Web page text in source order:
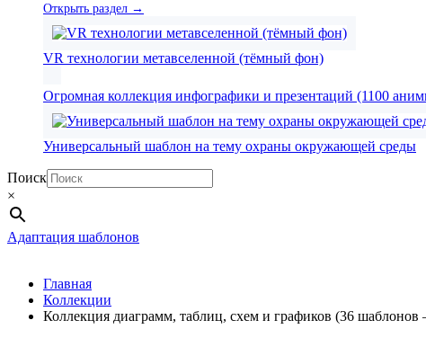
Открыть раздел →
VR технологии метавселенной (тёмный фон)
Огромная коллекция инфографики и презентаций (1100
Универсальный шаблон на тему охраны окружающей среды
Поиск
×
Адаптация шаблонов
Главная
Коллекции
Коллекция диаграмм, таблиц, схем и графиков (36